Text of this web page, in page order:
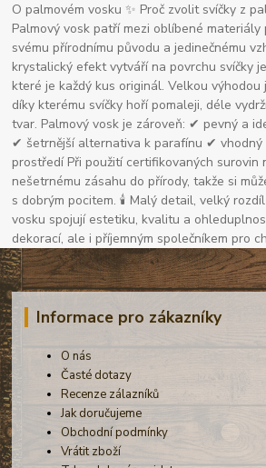
O palmovém vosku ✨ Proč zvolit svíčky z
Palmový vosk patří mezi oblíbené materiály
svému přírodnímu původu a jedinečnému
krystalický efekt vytváří na povrchu svíčky
které je každý kus originál. Velkou výhodou
díky kterému svíčky hoří pomaleji, déle
tvar. Palmový vosk je zároveň: ✔ pevný a
✔ šetrnější alternativa k parafínu ✔ vhodný
prostředí Při použití certifikovaných surovin
nešetrnému zásahu do přírody, takže si
s dobrým pocitem. 🕯 Malý detail, velký
vosku spojují estetiku, kvalitu a
dekorací, ale i příjemným společníkem pro
Informace pro zákazníky
O nás
Časté dotazy
Recenze zálazníků
Jak doručujeme
Obchodní podmínky
Vrátit zboží